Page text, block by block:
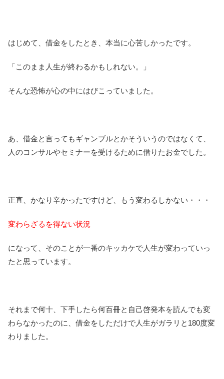
はじめて、借金をしたとき、本当に心苦しかったです。
「このまま人生が終わるかもしれない。」
そんな恐怖が心の中にはびこっていました。
あ、借金と言ってもギャンブルとかそういうのではなくて、
人のコンサルやセミナーを受けるために借りたお金でした。
正直、かなり辛かったですけど、もう変わるしかない・・・
変わらざるを得ない状況
になって、そのことが一番のキッカケで人生が変わっていっ
たと思っています。
それまで何十、下手したら何百冊と自己啓発本を読んでも変
わらなかったのに、借金をしただけで人生がガラリと180度変
わりました。